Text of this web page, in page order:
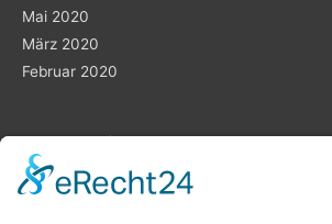
Mai 2020
März 2020
Februar 2020
Planung ist das „A“ und „O“